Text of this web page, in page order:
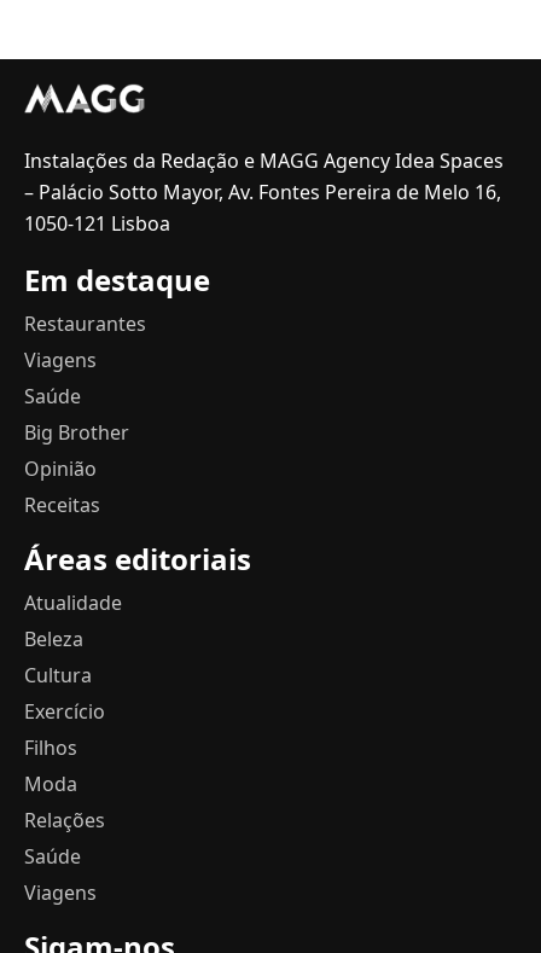
Instalações da Redação e MAGG Agency Idea Spaces
– Palácio Sotto Mayor, Av. Fontes Pereira de Melo 16,
1050-121 Lisboa
Em destaque
Restaurantes
Viagens
Saúde
Big Brother
Opinião
Receitas
Áreas editoriais
Atualidade
Beleza
Cultura
Exercício
Filhos
Moda
Relações
Saúde
Viagens